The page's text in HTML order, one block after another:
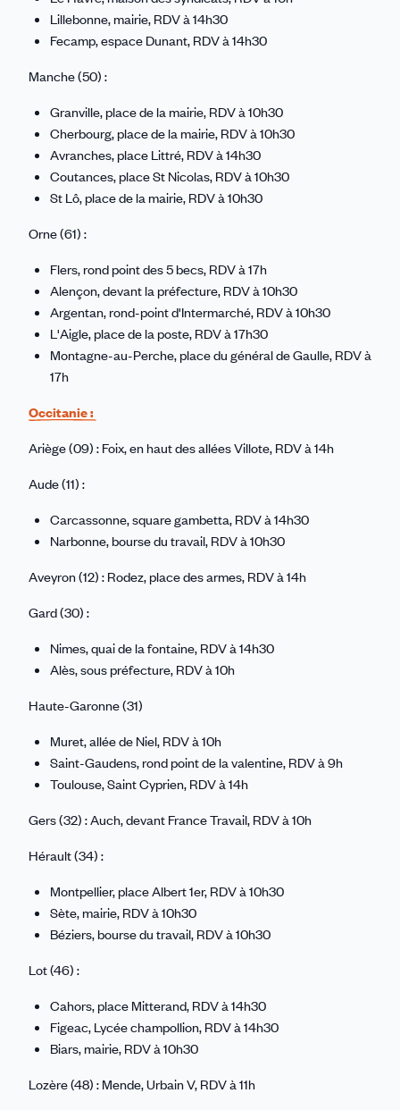
Lillebonne, mairie, RDV à 14h30
Fecamp, espace Dunant, RDV à 14h30
Manche (50) :
Granville, place de la mairie, RDV à 10h30
Cherbourg, place de la mairie, RDV à 10h30
Avranches, place Littré, RDV à 14h30
Coutances, place St Nicolas, RDV à 10h30
St Lô, place de la mairie, RDV à 10h30
Orne (61) :
Flers, rond point des 5 becs, RDV à 17h
Alençon, devant la préfecture, RDV à 10h30
Argentan, rond-point d'Intermarché, RDV à 10h30
L'Aigle, place de la poste, RDV à 17h30
Montagne-au-Perche, place du général de Gaulle, RDV à
17h
Occitanie :
Ariège (09) : Foix, en haut des allées Villote, RDV à 14h
Aude (11) :
Carcassonne, square gambetta, RDV à 14h30
Narbonne, bourse du travail, RDV à 10h30
Aveyron (12) : Rodez, place des armes, RDV à 14h
Gard (30) :
Nimes, quai de la fontaine, RDV à 14h30
Alès, sous préfecture, RDV à 10h
Haute-Garonne (31)
Muret, allée de Niel, RDV à 10h
Saint-Gaudens, rond point de la valentine, RDV à 9h
Toulouse, Saint Cyprien, RDV à 14h
Gers (32) : Auch, devant France Travail, RDV à 10h
Hérault (34) :
Montpellier, place Albert 1er, RDV à 10h30
Sète, mairie, RDV à 10h30
Béziers, bourse du travail, RDV à 10h30
Lot (46) :
Cahors, place Mitterand, RDV à 14h30
Figeac, Lycée champollion, RDV à 14h30
Biars, mairie, RDV à 10h30
Lozère (48) : Mende, Urbain V, RDV à 11h